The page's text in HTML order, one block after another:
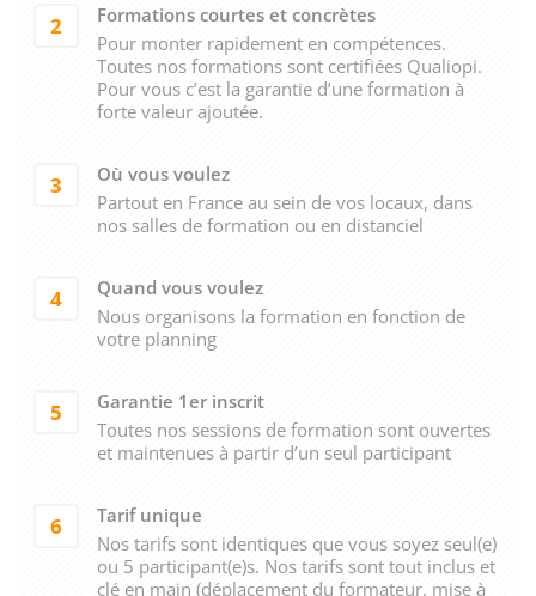
2
Formations courtes et concrètes
Pour monter rapidement en compétences.
Toutes nos formations sont certifiées Qualiopi.
Pour vous c’est la garantie d’une formation à
forte valeur ajoutée.
3
Où vous voulez
Partout en France au sein de vos locaux, dans
nos salles de formation ou en distanciel
4
Quand vous voulez
Nous organisons la formation en fonction de
votre planning
5
Garantie 1er inscrit
Toutes nos sessions de formation sont ouvertes
et maintenues à partir d’un seul participant
6
Tarif unique
Nos tarifs sont identiques que vous soyez seul(e)
ou 5 participant(e)s. Nos tarifs sont tout inclus et
clé en main (déplacement du formateur, mise à